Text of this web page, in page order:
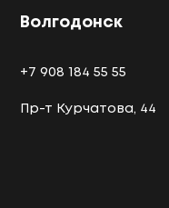
Волгодонск
+7 908 184 55 55
Пр-т Курчатова, 44